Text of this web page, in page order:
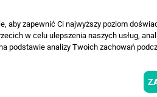
aby zapewnić Ci najwyższy poziom
w celu ulepszenia naszych usług,
podstawie analizy Twoich zachowań